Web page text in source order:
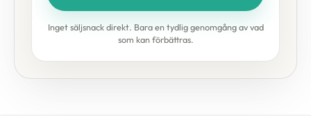
Inget säljsnack direkt. Bara en tydlig genomgång av vad
som kan förbättras.